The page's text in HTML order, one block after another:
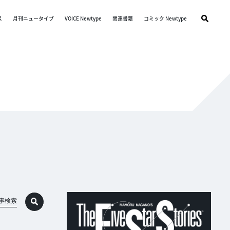
月刊ニュータイプ VOICE Newtype 関連書籍 コミック Newtype
検索